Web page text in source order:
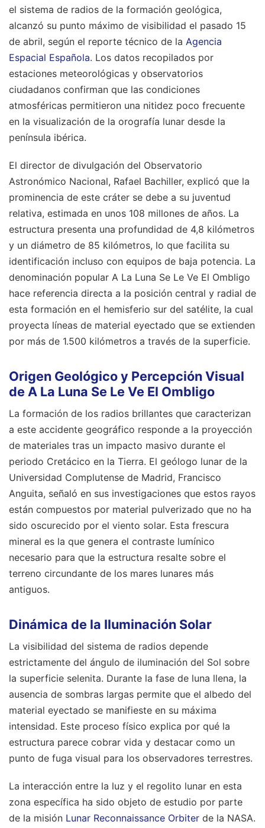
el sistema de radios de la formación geológica,
alcanzó su punto máximo de visibilidad el pasado 15
de abril, según el reporte técnico de la Agencia
Espacial Española. Los datos recopilados por
estaciones meteorológicas y observatorios
ciudadanos confirman que las condiciones
atmosféricas permitieron una nitidez poco frecuente
en la visualización de la orografía lunar desde la
península ibérica.
El director de divulgación del Observatorio
Astronómico Nacional, Rafael Bachiller, explicó que la
prominencia de este cráter se debe a su juventud
relativa, estimada en unos 108 millones de años. La
estructura presenta una profundidad de 4,8 kilómetros
y un diámetro de 85 kilómetros, lo que facilita su
identificación incluso con equipos de baja potencia. La
denominación popular A La Luna Se Le Ve El Ombligo
hace referencia directa a la posición central y radial de
esta formación en el hemisferio sur del satélite, la cual
proyecta líneas de material eyectado que se extienden
por más de 1.500 kilómetros a través de la superficie.
Origen Geológico y Percepción Visual
de A La Luna Se Le Ve El Ombligo
La formación de los radios brillantes que caracterizan
a este accidente geográfico responde a la proyección
de materiales tras un impacto masivo durante el
periodo Cretácico en la Tierra. El geólogo lunar de la
Universidad Complutense de Madrid, Francisco
Anguita, señaló en sus investigaciones que estos rayos
están compuestos por material pulverizado que no ha
sido oscurecido por el viento solar. Esta frescura
mineral es la que genera el contraste lumínico
necesario para que la estructura resalte sobre el
terreno circundante de los mares lunares más
antiguos.
Dinámica de la Iluminación Solar
La visibilidad del sistema de radios depende
estrictamente del ángulo de iluminación del Sol sobre
la superficie selenita. Durante la fase de luna llena, la
ausencia de sombras largas permite que el albedo del
material eyectado se manifieste en su máxima
intensidad. Este proceso físico explica por qué la
estructura parece cobrar vida y destacar como un
punto de fuga visual para los observadores terrestres.
La interacción entre la luz y el regolito lunar en esta
zona específica ha sido objeto de estudio por parte
de la misión Lunar Reconnaissance Orbiter de la NASA.